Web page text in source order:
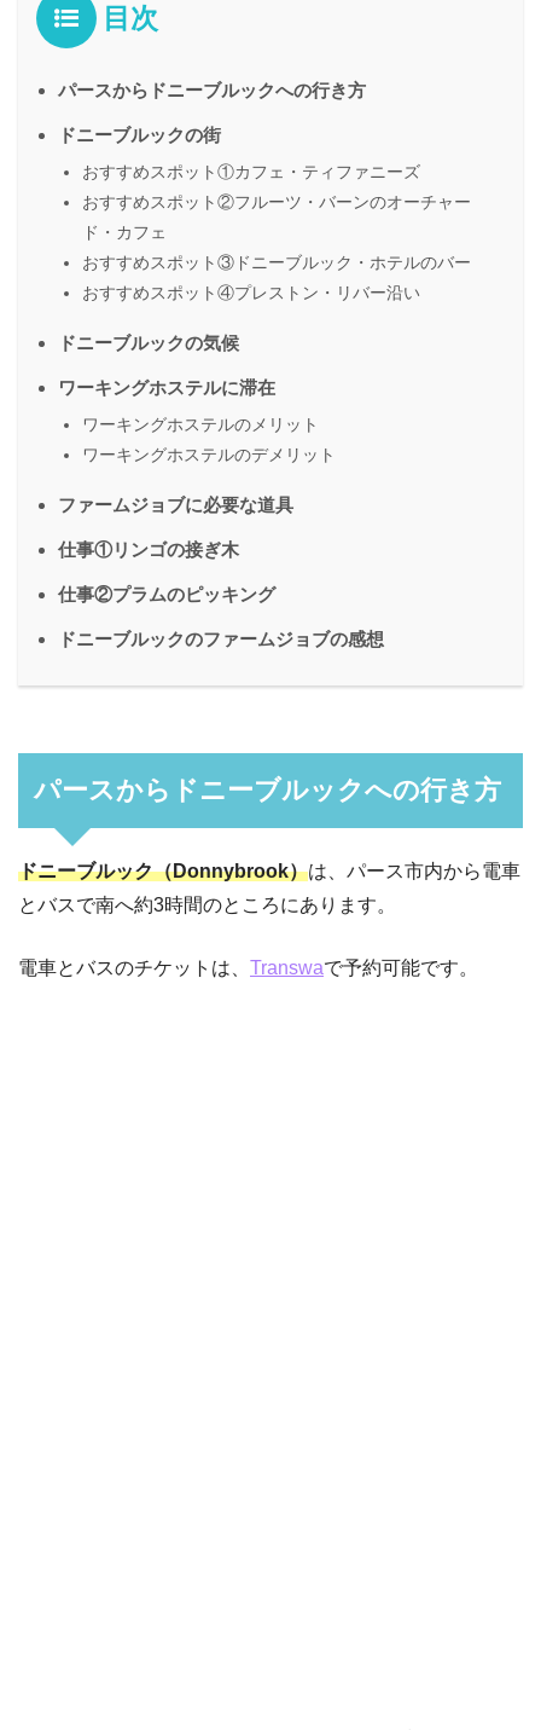
目次
パースからドニーブルックへの行き方
ドニーブルックの街
おすすめスポット①カフェ・ティファニーズ
おすすめスポット②フルーツ・バーンのオーチャー
ド・カフェ
おすすめスポット③ドニーブルック・ホテルのバー
おすすめスポット④プレストン・リバー沿い
ドニーブルックの気候
ワーキングホステルに滞在
ワーキングホステルのメリット
ワーキングホステルのデメリット
ファームジョブに必要な道具
仕事①リンゴの接ぎ木
仕事②プラムのピッキング
ドニーブルックのファームジョブの感想
パースからドニーブルックへの行き方
ドニーブルック（Donnybrook）は、パース市内から電車
とバスで南へ約3時間のところにあります。
電車とバスのチケットは、 Transwaで予約可能です。